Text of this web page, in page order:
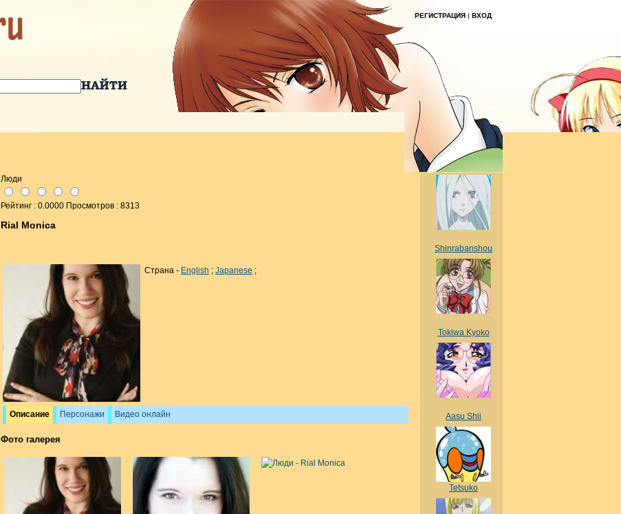
РЕГИСТРАЦИЯ | ВХОД
Люди
Рейтинг : 0.0000 Просмотров : 8313
Rial Monica
Страна - English ; Japanese ;
Описание Персонажи Видео онлайн
Фото галерея
Shinrabanshou
Tokiwa Kyoko
Aasu Shii
Tetsuko